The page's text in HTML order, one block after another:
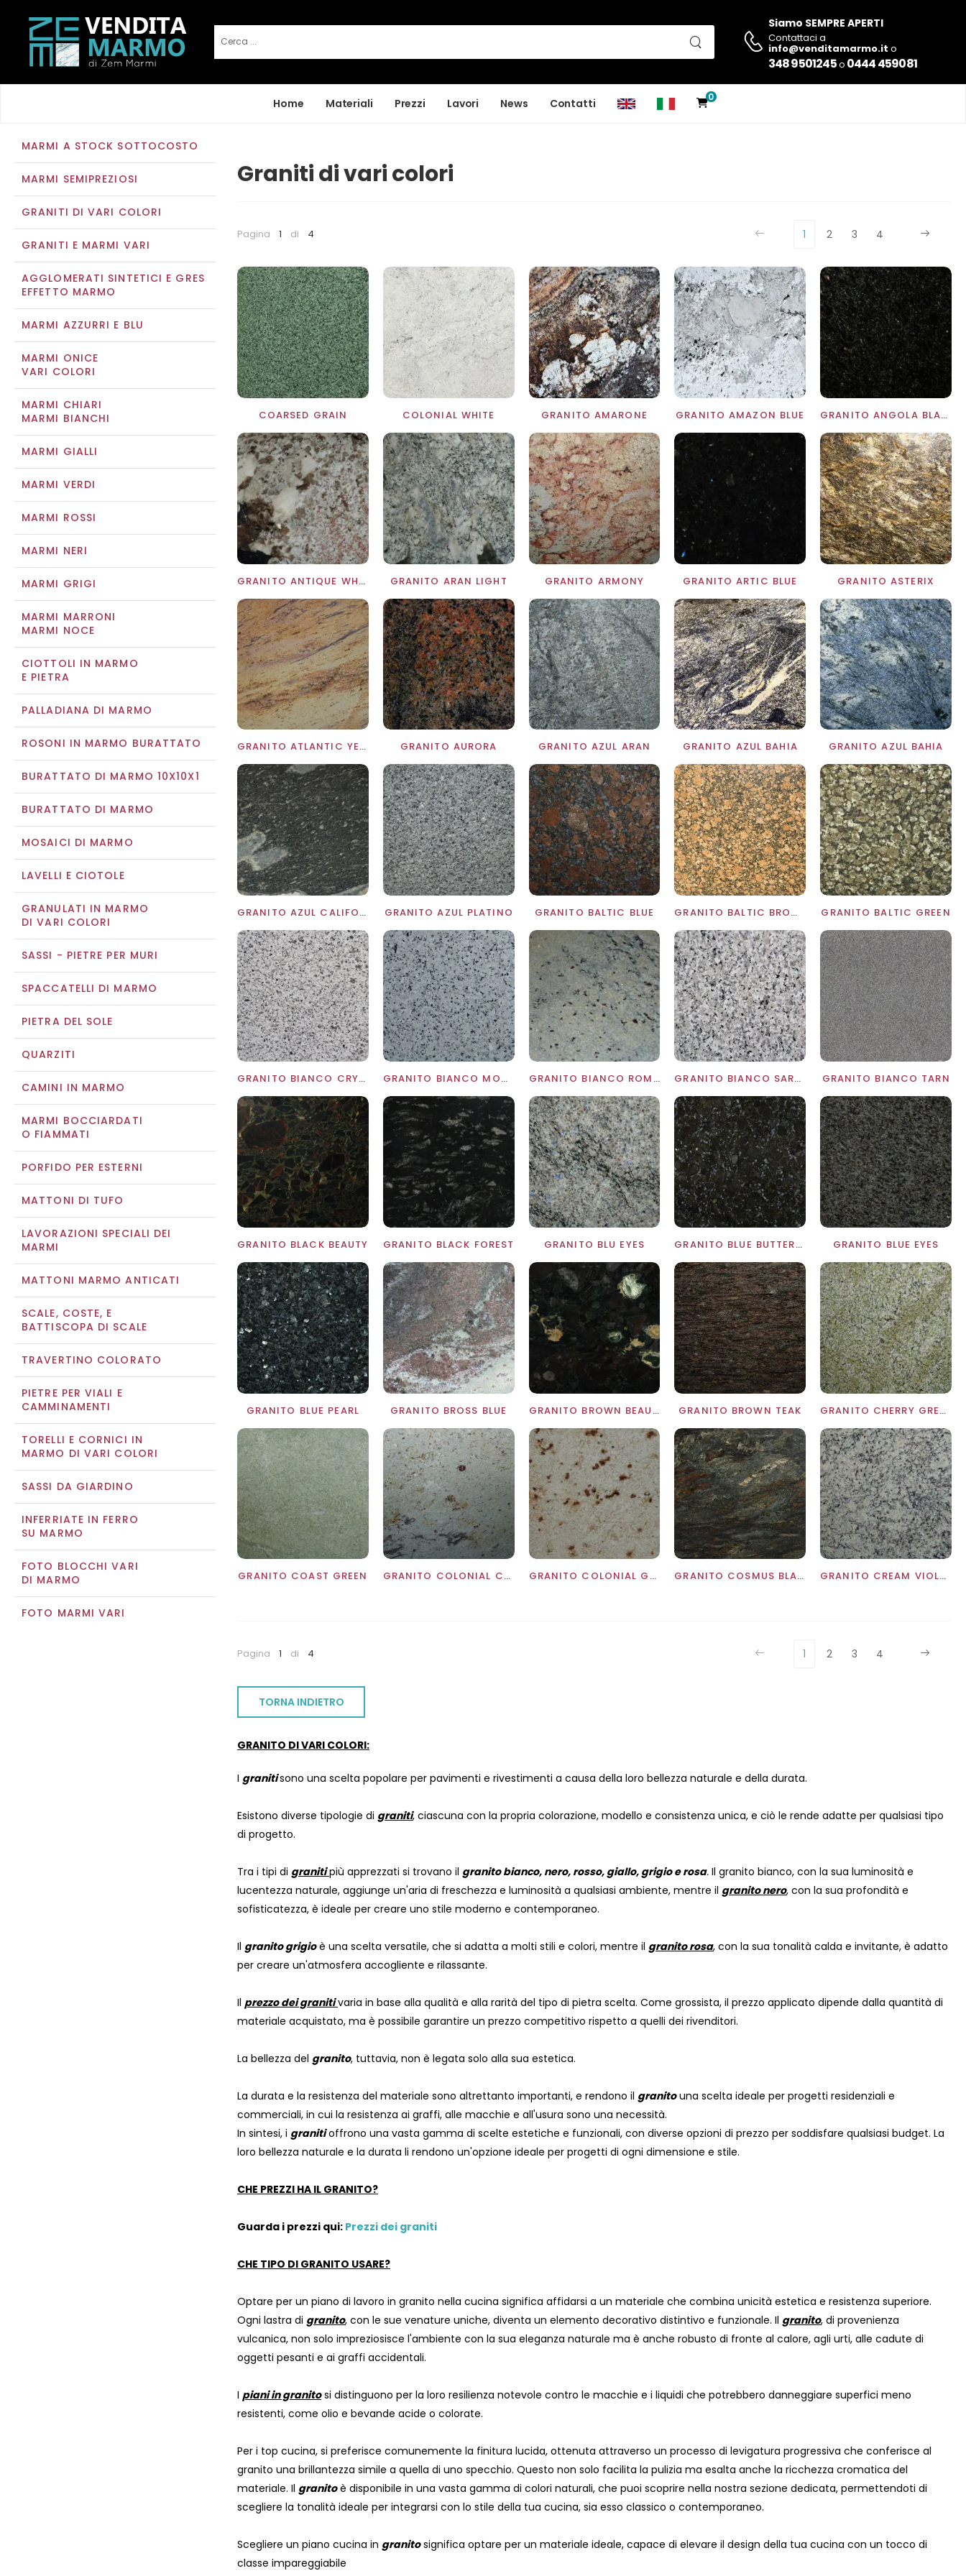
Siamo SEMPRE APERTI
Contattaci a
info@venditamarmo.it o
348 9501245o 0444 459081
Home Materiali Prezzi Lavori News Contatti 0
MARMI A STOCK SOTTOCOSTO
MARMI SEMIPREZIOSI
GRANITI DI VARI COLORI
GRANITI E MARMI VARI
AGGLOMERATI SINTETICI E GRES
EFFETTO MARMO
MARMI AZZURRI E BLU
MARMI ONICE
VARI COLORI
MARMI CHIARI
MARMI BIANCHI
MARMI GIALLI
MARMI VERDI
MARMI ROSSI
MARMI NERI
MARMI GRIGI
MARMI MARRONI
MARMI NOCE
CIOTTOLI IN MARMO
E PIETRA
PALLADIANA DI MARMO
ROSONI IN MARMO BURATTATO
BURATTATO DI MARMO 10X10X1
BURATTATO DI MARMO
MOSAICI DI MARMO
LAVELLI E CIOTOLE
GRANULATI IN MARMO
DI VARI COLORI
SASSI - PIETRE PER MURI
SPACCATELLI DI MARMO
PIETRA DEL SOLE
QUARZITI
CAMINI IN MARMO
MARMI BOCCIARDATI
O FIAMMATI
PORFIDO PER ESTERNI
MATTONI DI TUFO
LAVORAZIONI SPECIALI DEI
MARMI
MATTONI MARMO ANTICATI
SCALE, COSTE, E
BATTISCOPA DI SCALE
TRAVERTINO COLORATO
PIETRE PER VIALI E
CAMMINAMENTI
TORELLI E CORNICI IN
MARMO DI VARI COLORI
SASSI DA GIARDINO
INFERRIATE IN FERRO
SU MARMO
FOTO BLOCCHI VARI
DI MARMO
FOTO MARMI VARI
Graniti di vari colori
Pagina 1 di 4 1 2 3 4
COARSED GRAIN COLONIAL WHITE GRANITO AMARONE GRANITO AMAZON BLUE GRANITO ANGOLA BLACK
GRANITO ANTIQUE WHITE GRANITO ARAN LIGHT GRANITO ARMONY GRANITO ARTIC BLUE GRANITO ASTERIX
GRANITO ATLANTIC YELLOW GRANITO AURORA GRANITO AZUL ARAN GRANITO AZUL BAHIA GRANITO AZUL BAHIA
GRANITO AZUL CALIFORNIA GRANITO AZUL PLATINO GRANITO BALTIC BLUE GRANITO BALTIC BROWN GRANITO BALTIC GREEN
GRANITO BIANCO CRYSTAL GRANITO BIANCO MONTORFANO GRANITO BIANCO ROMANO GRANITO BIANCO SARDO GRANITO BIANCO TARN
GRANITO BLACK BEAUTY GRANITO BLACK FOREST GRANITO BLU EYES GRANITO BLUE BUTTERFLY GRANITO BLUE EYES
GRANITO BLUE PEARL GRANITO BROSS BLUE GRANITO BROWN BEAUTY GRANITO BROWN TEAK GRANITO CHERRY GREEN
GRANITO COAST GREEN GRANITO COLONIAL CREAM GRANITO COLONIAL GOLD GRANITO COSMUS BLACK GRANITO CREAM VIOLET
Pagina 1 di 4 1 2 3 4
TORNA INDIETRO
GRANITO DI VARI COLORI:
I granitisono una scelta popolare per pavimenti e rivestimenti a causa della loro bellezza naturale e della durata.
Esistono diverse tipologie di graniti, ciascuna con la propria colorazione, modello e consistenza unica, e ciò le rende adatte per qualsiasi tipo
di progetto.
Tra i tipi di graniti più apprezzati si trovano il granito bianco, nero, rosso, giallo, grigio e rosa. Il granito bianco, con la sua luminosità e
lucentezza naturale, aggiunge un'aria di freschezza e luminosità a qualsiasi ambiente, mentre il granito nero, con la sua profondità e
sofisticatezza, è ideale per creare uno stile moderno e contemporaneo.
Il granito grigioè una scelta versatile, che si adatta a molti stili e colori, mentre il granito rosa, con la sua tonalità calda e invitante, è adatto
per creare un'atmosfera accogliente e rilassante.
Il prezzo dei graniti varia in base alla qualità e alla rarità del tipo di pietra scelta. Come grossista, il prezzo applicato dipende dalla quantità di
materiale acquistato, ma è possibile garantire un prezzo competitivo rispetto a quelli dei rivenditori.
La bellezza del granito, tuttavia, non è legata solo alla sua estetica.
La durata e la resistenza del materiale sono altrettanto importanti, e rendono il granitouna scelta ideale per progetti residenziali e
commerciali, in cui la resistenza ai graffi, alle macchie e all'usura sono una necessità.
In sintesi, i granitioffrono una vasta gamma di scelte estetiche e funzionali, con diverse opzioni di prezzo per soddisfare qualsiasi budget. La
loro bellezza naturale e la durata li rendono un'opzione ideale per progetti di ogni dimensione e stile.
CHE PREZZI HA IL GRANITO?
Guarda i prezzi qui: Prezzi dei graniti
CHE TIPO DI GRANITO USARE?
Optare per un piano di lavoro in granito nella cucina significa affidarsi a un materiale che combina unicità estetica e resistenza superiore.
Ogni lastra di granito, con le sue venature uniche, diventa un elemento decorativo distintivo e funzionale. Il granito, di provenienza
vulcanica, non solo impreziosisce l'ambiente con la sua eleganza naturale ma è anche robusto di fronte al calore, agli urti, alle cadute di
oggetti pesanti e ai graffi accidentali.
I piani in granitosi distinguono per la loro resilienza notevole contro le macchie e i liquidi che potrebbero danneggiare superfici meno
resistenti, come olio e bevande acide o colorate.
Per i top cucina, si preferisce comunemente la finitura lucida, ottenuta attraverso un processo di levigatura progressiva che conferisce al
granito una brillantezza simile a quella di uno specchio. Questo non solo facilita la pulizia ma esalta anche la ricchezza cromatica del
materiale. Il granitoè disponibile in una vasta gamma di colori naturali, che puoi scoprire nella nostra sezione dedicata, permettendoti di
scegliere la tonalità ideale per integrarsi con lo stile della tua cucina, sia esso classico o contemporaneo.
Scegliere un piano cucina in granitosignifica optare per un materiale ideale, capace di elevare il design della tua cucina con un tocco di
classe impareggiabile